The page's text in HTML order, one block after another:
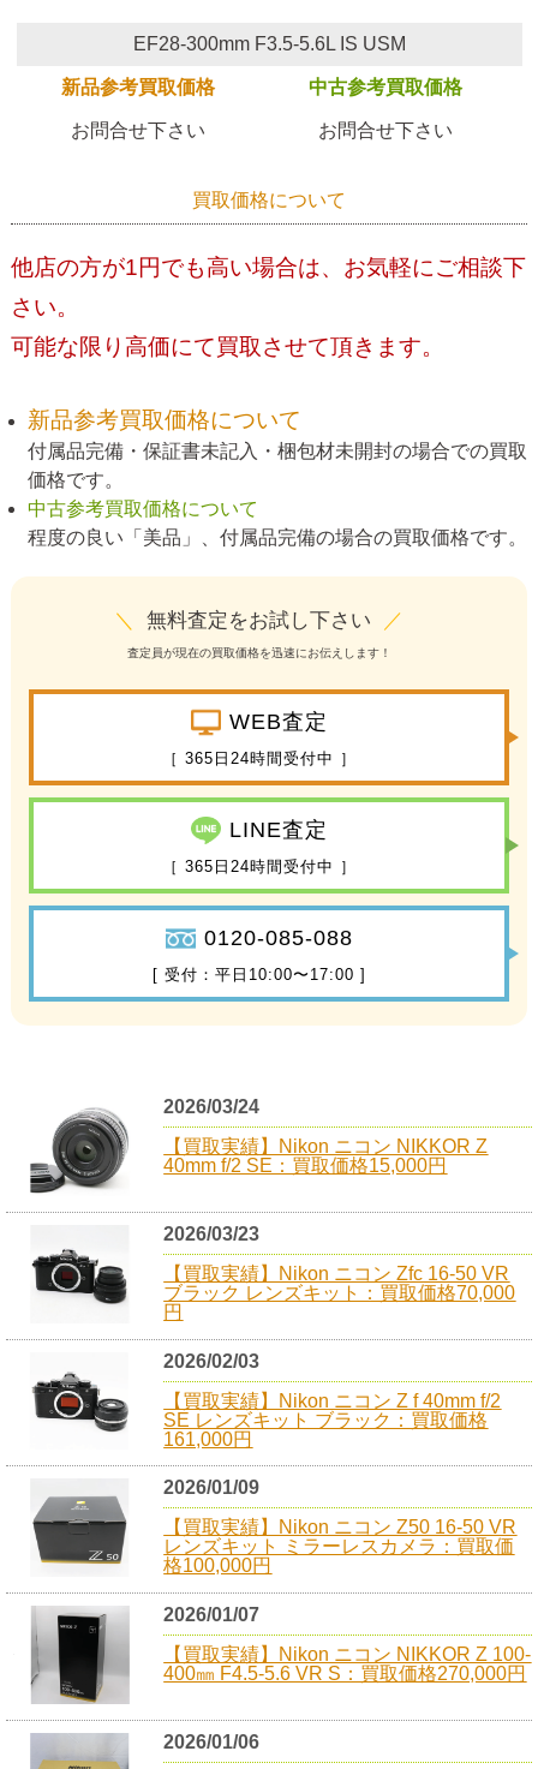
EF28-300mm F3.5-5.6L IS USM
新品参考買取価格 中古参考買取価格
お問合せ下さい お問合せ下さい
買取価格について
他店の方が1円でも高い場合は、お気軽にご相談下
さい。
可能な限り高価にて買取させて頂きます。
新品参考買取価格について
付属品完備・保証書未記入・梱包材未開封の場合での買取
価格です。
中古参考買取価格について
程度の良い「美品」、付属品完備の場合の買取価格です。
＼ 無料査定をお試し下さい ／
査定員が現在の買取価格を迅速にお伝えします！
WEB査定
［ 365日24時間受付中 ］
LINE査定
［ 365日24時間受付中 ］
0120-085-088
[ 受付：平日10:00〜17:00 ]
2026/03/24
【買取実績】Nikon ニコン NIKKOR Z
40mm f/2 SE：買取価格15,000円
2026/03/23
【買取実績】Nikon ニコン Zfc 16-50 VR
ブラック レンズキット：買取価格70,000
円
2026/02/03
【買取実績】Nikon ニコン Z f 40mm f/2
SE レンズキット ブラック：買取価格
161,000円
2026/01/09
【買取実績】Nikon ニコン Z50 16-50 VR
レンズキット ミラーレスカメラ：買取価
格100,000円
2026/01/07
【買取実績】Nikon ニコン NIKKOR Z 100-
400㎜ F4.5-5.6 VR S：買取価格270,000円
2026/01/06